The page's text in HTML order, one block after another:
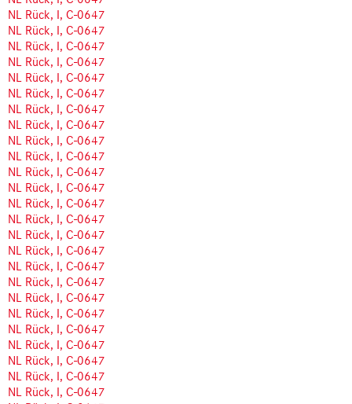
NL Rück, I, C-0647
NL Rück, I, C-0647
NL Rück, I, C-0647
NL Rück, I, C-0647
NL Rück, I, C-0647
NL Rück, I, C-0647
NL Rück, I, C-0647
NL Rück, I, C-0647
NL Rück, I, C-0647
NL Rück, I, C-0647
NL Rück, I, C-0647
NL Rück, I, C-0647
NL Rück, I, C-0647
NL Rück, I, C-0647
NL Rück, I, C-0647
NL Rück, I, C-0647
NL Rück, I, C-0647
NL Rück, I, C-0647
NL Rück, I, C-0647
NL Rück, I, C-0647
NL Rück, I, C-0647
NL Rück, I, C-0647
NL Rück, I, C-0647
NL Rück, I, C-0647
NL Rück, I, C-0647